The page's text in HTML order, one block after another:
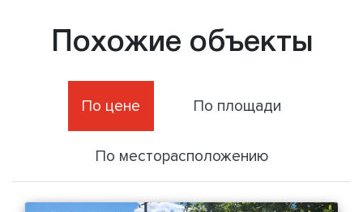
Похожие объекты
По цене По площади
По месторасположению